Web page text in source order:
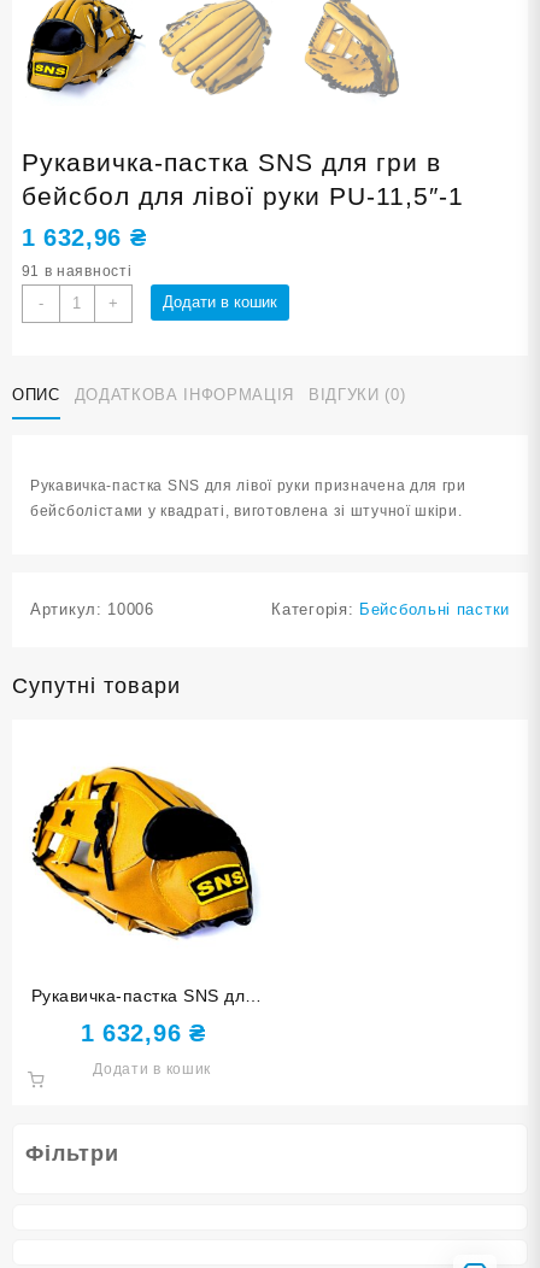
Фільтри
Рукавичка-пастка SNS для гри в
бейсбол для лівої руки PU-11,5″-1
1 632,96 ₴
91 в наявності
-
Рукавичка-
пастка
гри
в
кількість
+ Додати в кошик
ОПИС ДОДАТКОВА ІНФОРМАЦІЯ ВІДГУКИ (0)
Рукавичка-пастка SNS для лівої руки призначена для гри
бейсболістами у квадраті, виготовлена зі штучної шкіри.
Артикул: 10006 Категорія: Бейсбольні пастки
Супутні товари
Рукавичка-пастка SNS для
гри в бейсбол для правої
руки PU-11,5″-2
1 632,96 ₴
Додати в кошик